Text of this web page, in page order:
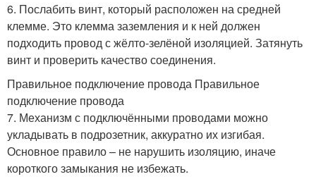
6. Послабить винт, который расположен на средней
клемме. Это клемма заземления и к ней должен
подходить провод с жёлто-зелёной изоляцией. Затянуть
винт и проверить качество соединения.
Правильное подключение провода Правильное
подключение провода
7. Механизм с подключёнными проводами можно
укладывать в подрозетник, аккуратно их изгибая.
Основное правило – не нарушить изоляцию, иначе
короткого замыкания не избежать.